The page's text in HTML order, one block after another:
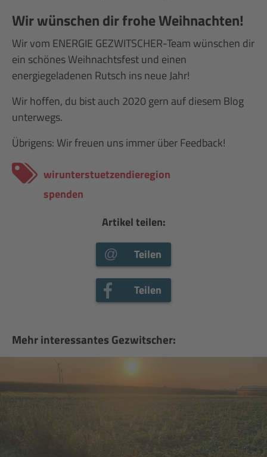
Wir wünschen dir frohe Weihnachten!
Wir vom ENERGIE GEZWITSCHER-Team wünschen dir
ein schönes Weihnachtsfest und einen
energiegeladenen Rutsch ins neue Jahr!
Wir hoffen, du bist auch 2020 gern auf diesem Blog
unterwegs.
Übrigens: Wir freuen uns immer über Feedback!
wirunterstuetzendieregion
spenden
Artikel teilen:
Teilen
Teilen
Mehr interessantes Gezwitscher: